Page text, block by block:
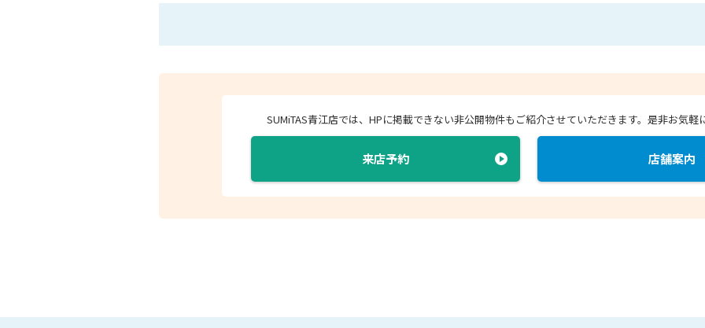
SUMiTAS青江店では、HPに掲載できない非公開物件もご紹介させていただきます。 是非お気軽
来店予約 店舗案内